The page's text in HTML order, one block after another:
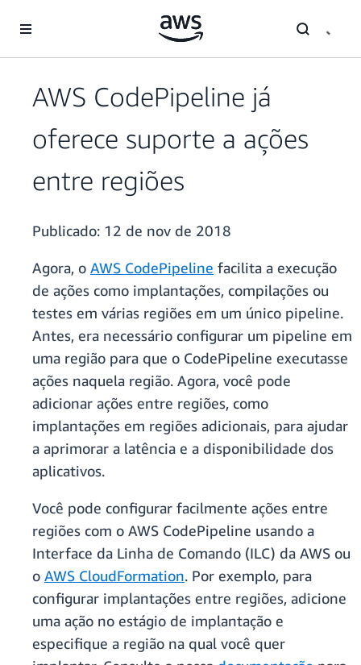
Pular para o conteúdo principal
AWS CodePipeline já
oferece suporte a ações
entre regiões
Publicado: 12 de nov de 2018
Agora, o AWS CodePipeline facilita a execução
de ações como implantações, compilações ou
testes em várias regiões em um único pipeline.
Antes, era necessário configurar um pipeline em
uma região para que o CodePipeline executasse
ações naquela região. Agora, você pode
adicionar ações entre regiões, como
implantações em regiões adicionais, para ajudar
a aprimorar a latência e a disponibilidade dos
aplicativos.
Você pode configurar facilmente ações entre
regiões com o AWS CodePipeline usando a
Interface da Linha de Comando (ILC) da AWS ou
o AWS CloudFormation. Por exemplo, para
configurar implantações entre regiões, adicione
uma ação no estágio de implantação e
especifique a região na qual você quer